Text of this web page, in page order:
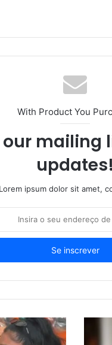
With Product You
mailing
updates!
Lorem ipsum dolor sit amet,